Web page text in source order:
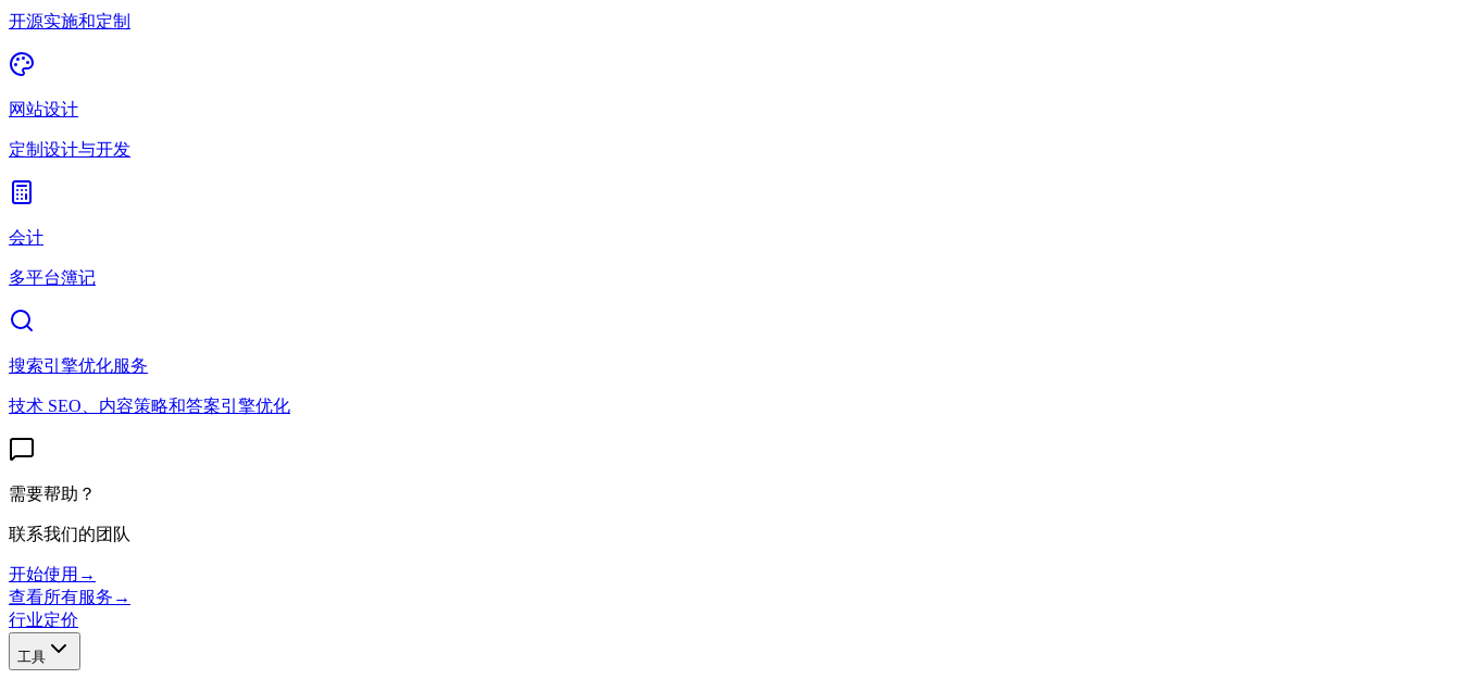
开源实施和定制
网站设计
定制设计与开发
会计
多平台簿记
搜索引擎优化服务
技术 SEO、内容策略和答案引擎优化
需要帮助？
联系我们的团队
开始使用 →
查看所有服务 →
行业定价
工具